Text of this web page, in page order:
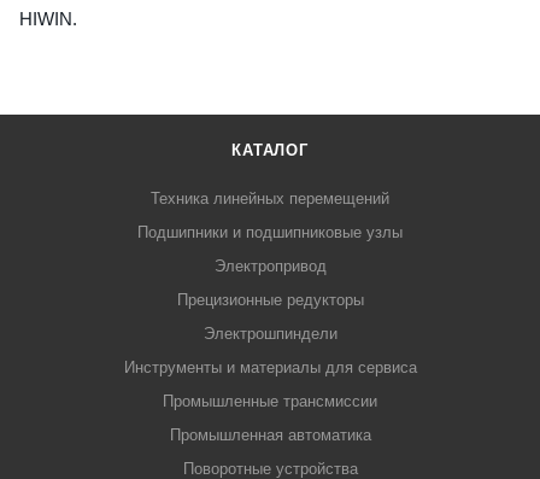
HIWIN.
КАТАЛОГ
Техника линейных перемещений
Подшипники и подшипниковые узлы
Электропривод
Прецизионные редукторы
Электрошпиндели
Инструменты и материалы для сервиса
Промышленные трансмиссии
Промышленная автоматика
Поворотные устройства